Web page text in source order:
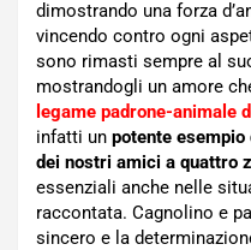
dimostrando una forza
vincendo contro ogni
sono rimasti sempre al
mostrandogli un amore
legame padrone-animale
infatti un potente esempio
dei nostri amici a quattro
essenziali anche nelle
raccontata. Cagnolino e
sincero e la